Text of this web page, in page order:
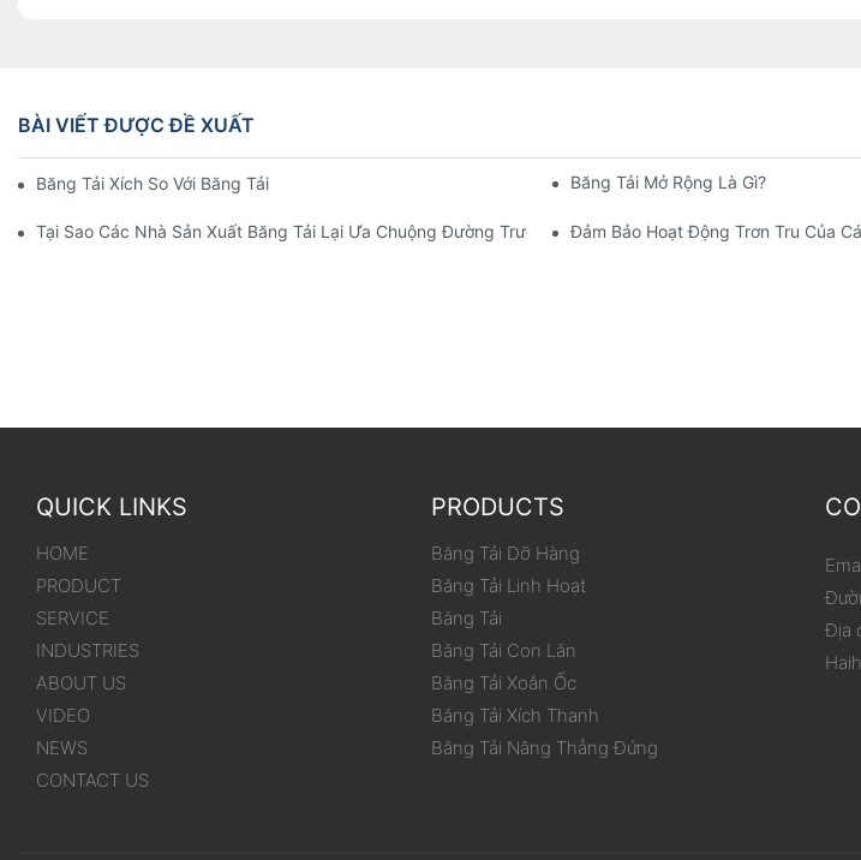
BÀI VIẾT ĐƯỢC ĐỀ XUẤT
Băng Tải Xích So Với Băng Tải Con Lăn Băng Tải Mở Rộng Là Gì?
Tại Sao Các Nhà Sản Xuất Băng Tải Lại Ưa Chuộng Đường Trượt Cho Các Bộ Phận Gia Công Bằng Nhựa
Đảm Bảo Hoạt Động Trơn Tru Của
QUICK LINKS
HOME
PRODUCT
SERVICE
INDUSTRIES
ABOUT US
VIDEO
NEWS
CONTACT US
PRODUCTS
Băng Tải Dỡ Hàng
Băng Tải Linh Hoạt
Băng Tải
Băng Tải Con Lăn
Băng Tải Xoắn Ốc
Băng Tải Xích Thanh
Băng Tải Nâng Thẳng Đứng
Địa